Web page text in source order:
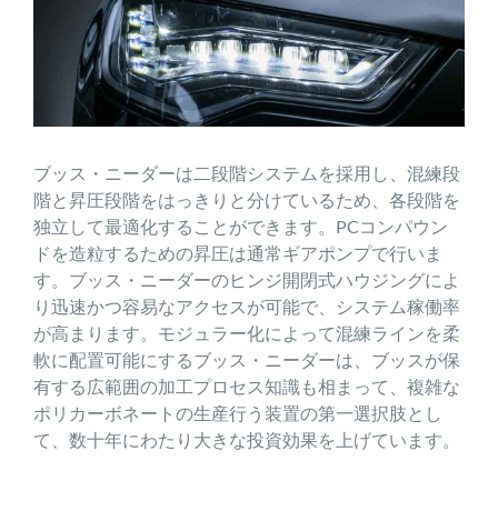
ブッス・ニーダーは二段階システムを採用し、混練段
階と昇圧段階をはっきりと分けているため、各段階を
独立して最適化することができます。PCコンパウン
ドを造粒するための昇圧は通常ギアポンプで行いま
す。ブッス・ニーダーのヒンジ開閉式ハウジングによ
り迅速かつ容易なアクセスが可能で、システム稼働率
が高まります。モジュラー化によって混練ラインを柔
軟に配置可能にするブッス・ニーダーは、ブッスが保
有する広範囲の加工プロセス知識も相まって、複雑な
ポリカーボネートの生産行う装置の第一選択肢とし
て、数十年にわたり大きな投資効果を上げています。